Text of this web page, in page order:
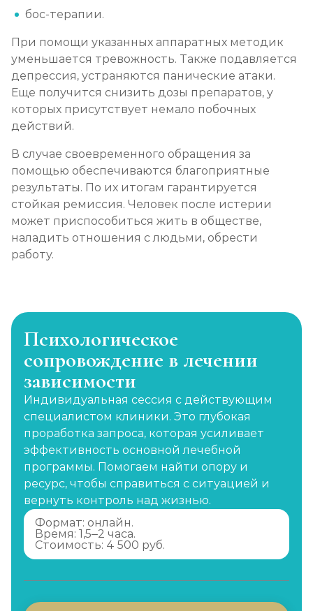
бос-терапии.
При помощи указанных аппаратных методик
уменьшается тревожность. Также подавляется
депрессия, устраняются панические атаки.
Еще получится снизить дозы препаратов, у
которых присутствует немало побочных
действий.
В случае своевременного обращения за
помощью обеспечиваются благоприятные
результаты. По их итогам гарантируется
стойкая ремиссия. Человек после истерии
может приспособиться жить в обществе,
наладить отношения с людьми, обрести
работу.
Психологическое
сопровождение в лечении
зависимости
Индивидуальная сессия с действующим
специалистом клиники. Это глубокая
проработка запроса, которая усиливает
эффективность основной лечебной
программы. Помогаем найти опору и
ресурс, чтобы справиться с ситуацией и
вернуть контроль над жизнью.
Формат: онлайн.
Время: 1,5–2 часа.
Стоимость: 4 500 руб.